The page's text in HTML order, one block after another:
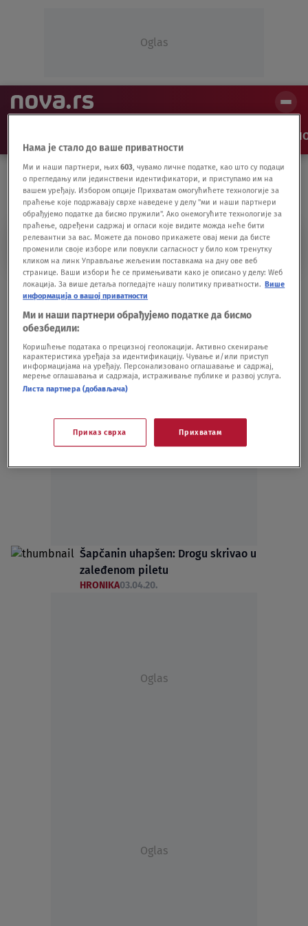
Oglas
ŠAPČANIN
Isplivali detalji: Šapčanin dao 5.000 evra
za ubistvo žene
HRONIKA22.01.21.
policiju
HRONIKA31.12.20.
Šapčanin uhapšen: Drogu skrivao u
zaleđenom piletu
HRONIKA03.04.20.
Oglas
Oglas
Нама је стало до ваше приватности
Ми и наши партнери, њих603, чувамо личне податке, као што су подаци
о прегледању или јединствени идентификатори, и приступамо им на
вашем уређају. Избором опције Прихватам омогућићете технологије за
праћење које подржавају сврхе наведене у делу "ми и наши партнери
обрађујемо податке да бисмо пружили". Ако онемогућите технологије за
праћење, одређени садржај и огласи које видите можда неће бити
релевантни за вас. Можете да поново прикажете овај мени да бисте
променили своје изборе или повукли сагласност у било ком тренутку
кликом на линк Управљање жељеним поставкама на дну ове веб
странице. Ваши избори ће се примењивати како је описано у делу: Wеб
локација. За више детаља погледајте нашу политику приватности. Више
информација о вашој приватности
Ми и наши партнери обрађујемо податке да бисмо
обезбедили:
Коришћење података о прецизној геолокацији. Активно скенирање
карактеристика уређаја за идентификацију. Чување и/или приступ
информацијама на уређају. Персонализовано оглашавање и садржај,
мерење оглашавања и садржаја, истраживање публике и развој услуга.
Листа партнера (добављача)
Приказ сврха Прихватам